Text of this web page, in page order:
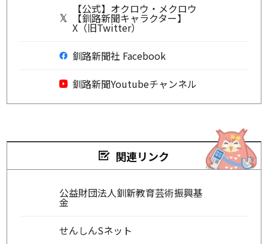
【公式】オクロウ・メクロウ
【釧路新聞キャラクター】
X（旧Twitter）
釧路新聞社 Facebook
釧路新聞Youtubeチャンネル
関連リンク
公益財団法人釧新教育芸術振興基
金
せんしんSネット